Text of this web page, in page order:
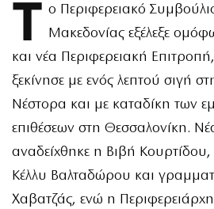
Τ ο Περιφερειακό
Μακεδονίας εξέλεξε
και νέα Περιφερειακή
ξεκίνησε με ενός λεπτού σιγή
Νέστορα και με καταδίκη των
επιθέσεων στη Θεσσαλονίκη.
αναδείχθηκε η Βιβή
Κέλλυ Βαλταδώρου και
Χαβατζάς, ενώ η